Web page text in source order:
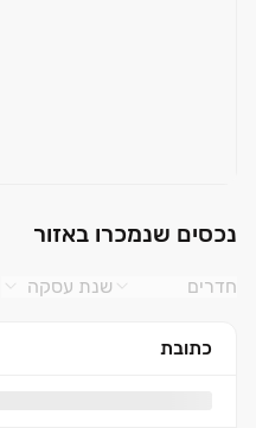
נכסים שנמכרו באזור
חדרים שנת עסקה
כתובת